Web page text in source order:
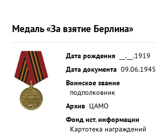
Медаль «За взятие Берлина»
Дата рождения
__.__.1919
Дата документа 09.06.1945
Воинское звание
подполковник
Архив ЦАМО
Фонд ист. информации
Картотека награждений